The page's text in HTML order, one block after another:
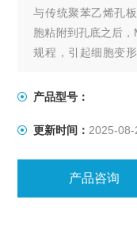
与传统聚苯乙烯孔
胞粘附到孔底之后
规程，引起细胞变
并且系统适合在实
产品型号：
更新时间： 2025-08-
产品咨询